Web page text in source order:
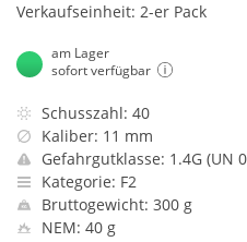
Verkaufseinheit: 2-er Pack
am Lager
sofort verfügbar
Schusszahl: 40
Kaliber: 11 mm
Gefahrgutklasse: 1.4G (UN
Kategorie: F2
Bruttogewicht: 300 g
NEM: 40 g